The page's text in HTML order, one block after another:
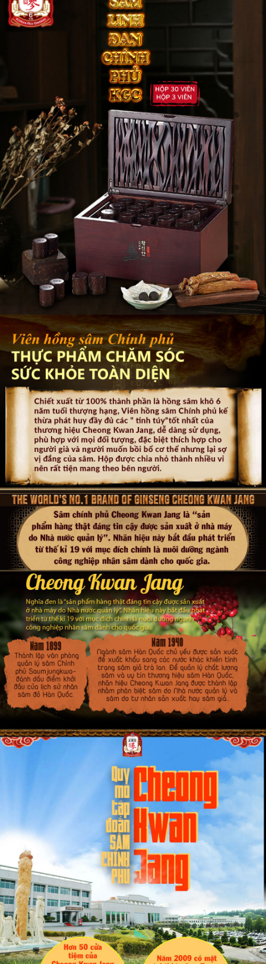
**Lưu ý : Tác dụng của sản phẩm có thể thay đổi tùy theo
tình trạng cơ địa của mỗi người.
>>>> Sản phẩm Viên hồng sâm bán chạy tại cửa
hàng:https://www.samchinhphu.com/vien-hong-sam-chinh-
phu-cp544
Sản xuất: Tập đoàn Nhân sâm Hàn Quốc KGC.
- Tập đoàn KGC là tập đoàn nổi tiếng, đẫn đầu thế giới trong lĩnh
vực nhân sâm, mạng lưới của KGC phủ khắp trên toàn thế giới.
- KGC tiếp nhận thương hiệu Cheong-Kwan-Jang từ năm 1990 và
không ngừng phát triển trở thành thương hiệu nhân sâm đứng
đầu Hàn Quốc, đại diện cho nhân sâm Hàn Quốc chất lượng cao.
- Hồng sâm KGC dành được nhiều giải thưởng: là sản phẩm
như là một sản phẩm đẳng cấp thế giới của Hàn Quốc (năm
2001).
- KGC đạt được giải thưởng Saudi GMP về công nghệ sản xuất,
được Bộ Thương Mại, Công nghiệp và Năng lượng Hàn Quốc
bình chọn là Tập đoàn sản xuất các sản phẩm Nhân sâm số 1 ở
- Thông qua nghiên cứu khoa học về hiệu quả sử dụng các sản
phẩm và nhu cầu của khách hàng mà KGC liên tục đưa ra các
sản phẩm chất lượng cao trong đó có sản phẩm Hồng Sâm Linh
Đan Cao Cấp Chính Phủ KGC (Cheong Kwan Jang ) hộp 30 viên.
Sản phẩm:Hồng Sâm Linh Đan Cao Cấp Chính Phủ KGC Hộp
30 Viên
-Thành phần nổi bật của sản phẩm: 2% địa sâm chất lượng cao
nhất được tuyển chọn kết hợp với tinh chất nhung hươu, đương
quy, sơn thù du, nấm thượng hoàng. Đây đều là các dược liệu
quý của Đông y.